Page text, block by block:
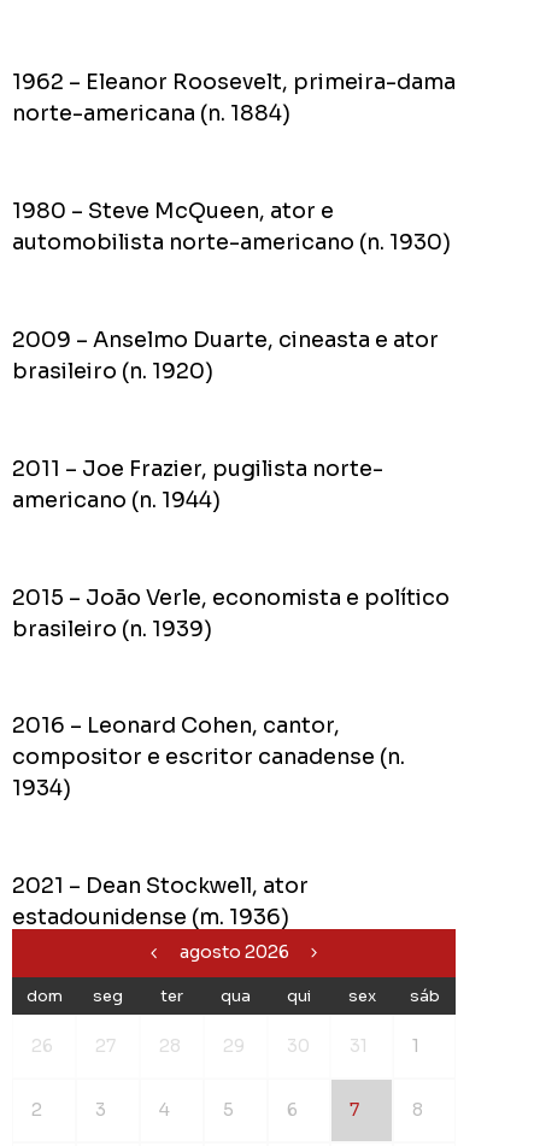
1962 – Eleanor Roosevelt, primeira-dama
norte-americana (n. 1884)
1980 – Steve McQueen, ator e
automobilista norte-americano (n. 1930)
2009 – Anselmo Duarte, cineasta e ator
brasileiro (n. 1920)
2011 – Joe Frazier, pugilista norte-
americano (n. 1944)
2015 – João Verle, economista e político
brasileiro (n. 1939)
2016 – Leonard Cohen, cantor,
compositor e escritor canadense (n.
1934)
2021 – Dean Stockwell, ator
estadounidense (m. 1936)
agosto 2026
dom seg ter qua qui sex sáb
26 27 28 29 30 31 1
2 3 4 5 6 7 8